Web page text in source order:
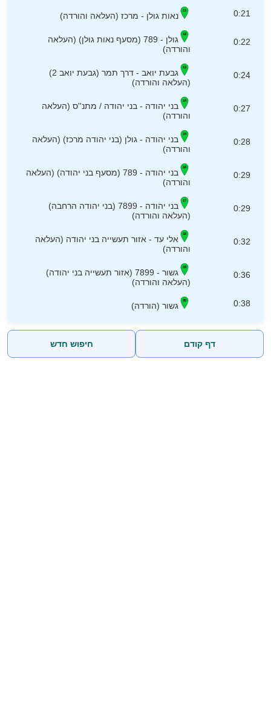
0:21 נאות גולן - מרכז (העלאה והורדה)
0:22
גולן - 789 (מסעף נאות גולן) (העלאה
והורדה)
0:24
גבעת יואב - דרך תמר (גבעת יואב 2)
(העלאה והורדה)
0:27
בני יהודה - בני יהודה / מתנ''ס (העלאה
והורדה)
0:28
בני יהודה - גולן (בני יהודה מרכז) (העלאה
והורדה)
0:29
בני יהודה - 789 (מסעף בני יהודה) (העלאה
והורדה)
0:29
בני יהודה - 7899 (בני יהודה הרחבה)
(העלאה והורדה)
0:32
אלי עד - אזור תעשייה בני יהודה (העלאה
והורדה)
0:36
גשור - 7899 (אזור תעשייה בני יהודה)
(העלאה והורדה)
0:38 גשור (הורדה)
דף קודם חיפוש חדש